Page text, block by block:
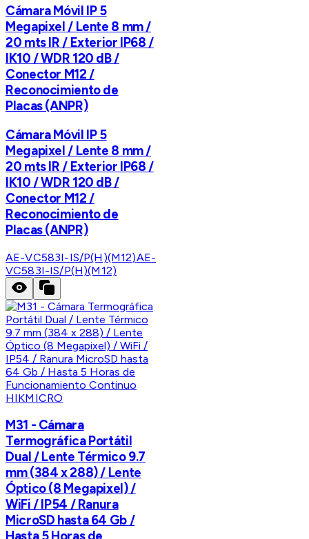
Cámara Móvil IP 5
Megapixel / Lente 8 mm /
20 mts IR / Exterior IP68 /
IK10 / WDR 120 dB /
Conector M12 /
Reconocimiento de
Placas (ANPR)
Cámara Móvil IP 5
Megapixel / Lente 8 mm /
20 mts IR / Exterior IP68 /
IK10 / WDR 120 dB /
Conector M12 /
Reconocimiento de
Placas (ANPR)
AE-VC583I-IS/P(H)(M12)AE-
VC583I-IS/P(H)(M12)
HIKMICRO
M31 - Cámara
Termográfica Portátil
Dual / Lente Térmico 9.7
mm (384 x 288) / Lente
Óptico (8 Megapixel) /
WiFi / IP54 / Ranura
MicroSD hasta 64 Gb /